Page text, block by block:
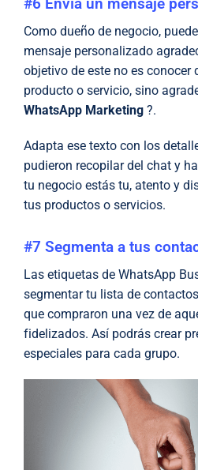
#6 Envía un mensaje
Como dueño de negocio,
mensaje personalizado
objetivo de este no es conocer
producto o servicio, sino
WhatsApp Marketing ?.
Adapta ese texto con los
pudieron recopilar del chat y
tu negocio estás tu, atento y
tus productos o servicios.
#7 Segmenta a tus
Las etiquetas de WhatsApp
segmentar tu lista de
que compraron una vez de
fidelizados. Así podrás crear
especiales para cada grupo.